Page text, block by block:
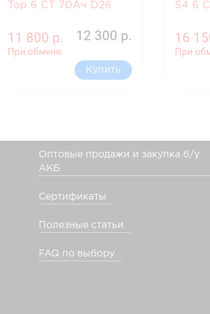
Top 6 СТ 70Ач D26
При обмене:
11 800 р. 12 300 р.
Купить
S4 6
При
16
Оптовые продажи и закупка б/у
АКБ
Сертификаты
Полезные статьи
FAQ по выбору